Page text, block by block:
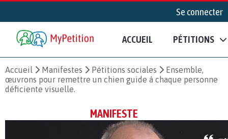
Se connecter
ACCUEIL PÉTITIONS
Accueil Manifestes Pétitions sociales
Ensemble,
œuvrons pour remettre un chien guide à chaque personne
déficiente visuelle.
MANIFESTE